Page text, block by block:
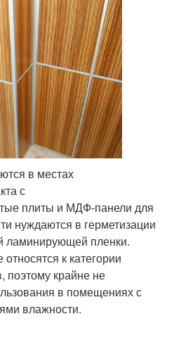
в местах
с
плиты и МДФ-панели для
нуждаются в герметизации
ламинирующей пленки.
к категории
поэтому крайне не
в помещениях с
влажности.